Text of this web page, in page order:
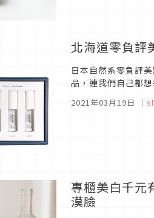
北海道零負評
日本自然系零負評
品，連我們自己都
2021年03月19日 ｜
專櫃美白千元
漠臉